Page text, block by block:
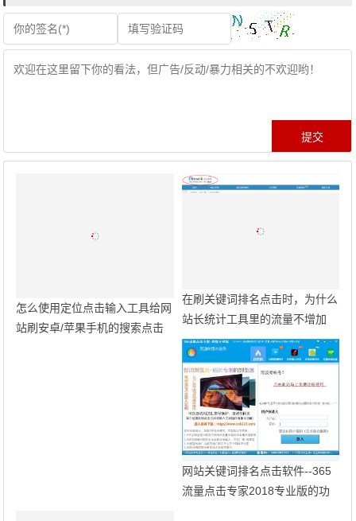
在刷关键词排名点击时，为什么
站长统计工具里的流量不增加
呢？
网页定位点击输入工具-V1.05版
发布